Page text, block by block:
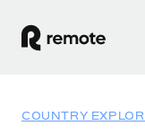
COUNTRY